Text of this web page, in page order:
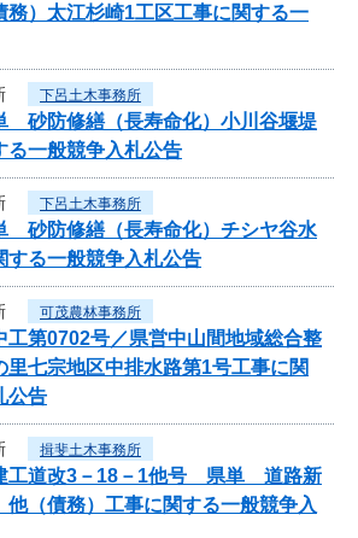
務）太江杉崎1工区工事に関する一
下呂土木事務所
砂防修繕（長寿命化）小川谷堰堤
一般競争入札公告
下呂土木事務所
砂防修繕（長寿命化）チシヤ谷水
る一般競争入札公告
可茂農林事務所
工第0702号／県営中山間地域総合整
里七宗地区中排水路第1号工事に関
公告
揖斐土木事務所
工道改3－18－1他号 県単 道路新
他（債務）工事に関する一般競争入